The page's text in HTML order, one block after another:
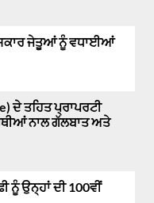
ਜੇਤੂਆਂ ਨੂੰ ਵਧਾਈਆਂ
ਦੇ ਤਹਿਤ ਪ੍ਰਾਪਰਟੀ
ਨਾਲ ਗੱਲਬਾਤ ਅਤੇ
ਨੂੰ ਉਨ੍ਹਾਂ ਦੀ 100ਵੀਂ